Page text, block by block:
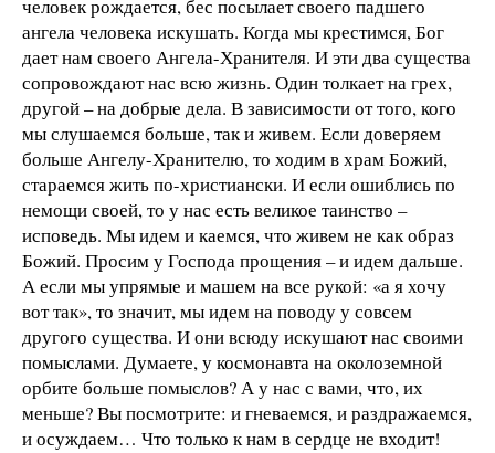
человек рождается, бес посылает своего падшего
ангела человека искушать. Когда мы крестимся, Бог
дает нам своего Ангела-Хранителя. И эти два существа
сопровождают нас всю жизнь. Один толкает на грех,
другой – на добрые дела. В зависимости от того, кого
мы слушаемся больше, так и живем. Если доверяем
больше Ангелу-Хранителю, то ходим в храм Божий,
стараемся жить по-христиански. И если ошиблись по
немощи своей, то у нас есть великое таинство –
исповедь. Мы идем и каемся, что живем не как образ
Божий. Просим у Господа прощения – и идем дальше.
А если мы упрямые и машем на все рукой: «а я хочу
вот так», то значит, мы идем на поводу у совсем
другого существа. И они всюду искушают нас своими
помыслами. Думаете, у космонавта на околоземной
орбите больше помыслов? А у нас с вами, что, их
меньше? Вы посмотрите: и гневаемся, и раздражаемся,
и осуждаем… Что только к нам в сердце не входит!